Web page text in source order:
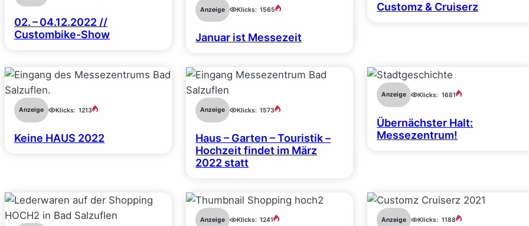
02. – 04.12.2022 //
Custombike-Show
Anzeige Klicks: 1565
Januar ist Messezeit
Customz & Cruiserz
Anzeige Klicks: 1213
Keine HAUS 2022
Anzeige Klicks: 1573
Haus – Garten – Touristik –
Hochzeit findet im März
2022 statt
Anzeige Klicks: 1681
Übernächster Halt:
Messezentrum!
Anzeige Klicks: 1241 Anzeige Klicks: 1188